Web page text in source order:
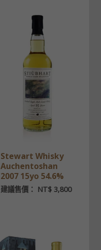
Stewart Whisky
Auchentoshan
2007 15yo 54.6%
建議售價： NT$3,800